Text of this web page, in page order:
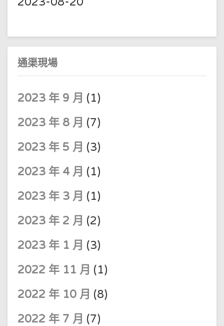
通渠現場
2023 年 9 月 (1)
2023 年 8 月 (7)
2023 年 5 月 (3)
2023 年 4 月 (1)
2023 年 3 月 (1)
2023 年 2 月 (2)
2023 年 1 月 (3)
2022 年 11 月 (1)
2022 年 10 月 (8)
2022 年 7 月 (7)